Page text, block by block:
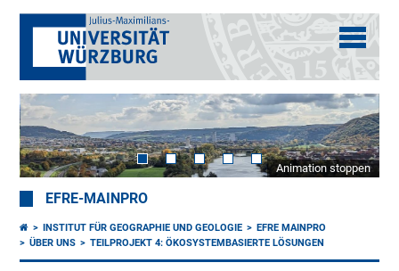
Animation stoppen
EFRE-MAINPRO
INSTITUT FÜR GEOGRAPHIE UND GEOLOGIE
EFRE MAINPRO
ÜBER UNS
TEILPROJEKT 4: ÖKOSYSTEMBASIERTE LÖSUNGEN